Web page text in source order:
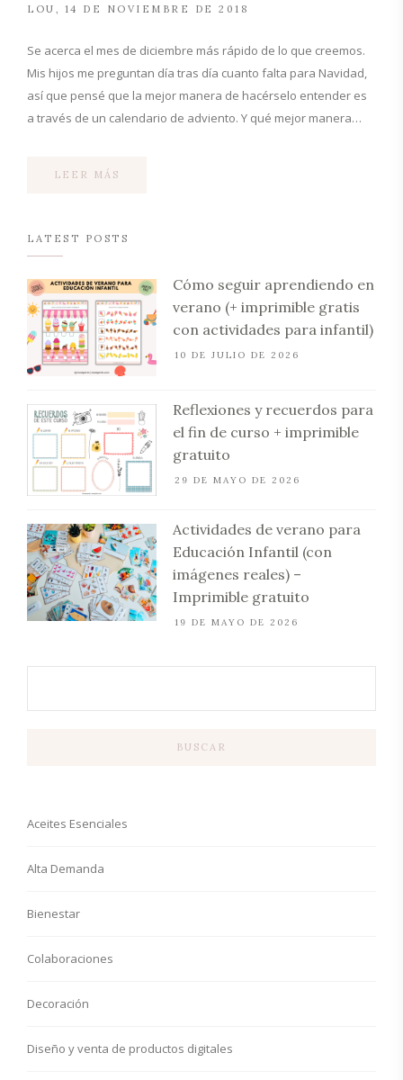
LOU 14 DE NOVIEMBRE DE 2018
Se acerca el mes de diciembre más rápido de lo que creemos.
Mis hijos me preguntan día tras día cuanto falta para Navidad,
así que pensé que la mejor manera de hacérselo entender es
a través de un calendario de adviento. Y qué mejor manera…
LEER MÁS
LATEST POSTS
Cómo seguir aprendiendo en
verano (+ imprimible gratis
con actividades para infantil)
10 DE JULIO DE 2026
Reflexiones y recuerdos para
el fin de curso + imprimible
gratuito
29 DE MAYO DE 2026
Actividades de verano para
Educación Infantil (con
imágenes reales) –
Imprimible gratuito
19 DE MAYO DE 2026
BUSCAR
Aceites Esenciales
Alta Demanda
Bienestar
Colaboraciones
Decoración
Diseño y venta de productos digitales